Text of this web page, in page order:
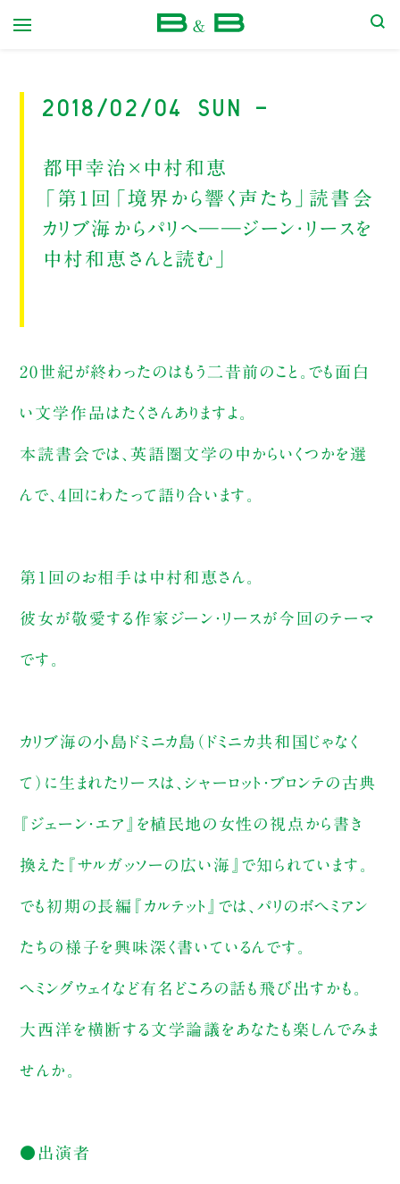
2018/02/04 Sun -
都甲幸治×中村和恵
「第１回「境界から響く声たち」読書会
カリブ海からパリへ――ジーン・リースを
中村和恵さんと読む」
20世紀が終わったのはもう二昔前のこと。でも面白
い文学作品はたくさんありますよ。
本読書会では、英語圏文学の中からいくつかを選
んで、4回にわたって語り合います。
第１回のお相手は中村和恵さん。
彼女が敬愛する作家ジーン・リースが今回のテーマ
です。
カリブ海の小島ドミニカ島（ドミニカ共和国じゃなく
て）に生まれたリースは、シャーロット・ブロンテの古典
『ジェーン・エア』を植民地の女性の視点から書き
換えた『サルガッソーの広い海』で知られています。
でも初期の長編『カルテット』では、パリのボヘミアン
たちの様子を興味深く書いているんです。
ヘミングウェイなど有名どころの話も飛び出すかも。
大西洋を横断する文学論議をあなたも楽しんでみま
せんか。
●出演者